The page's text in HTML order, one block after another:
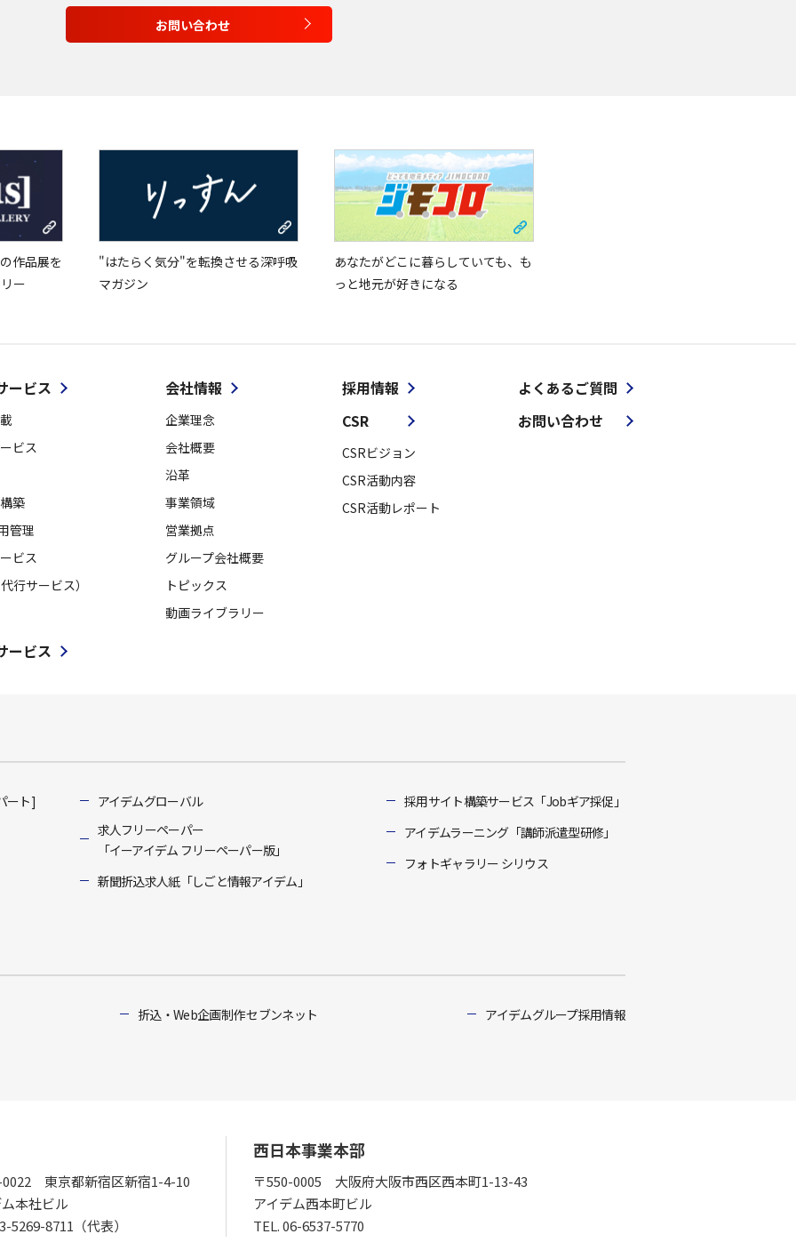
Tiếng Việt
お問い合わせ
作品展を
ー
"はたらく気分"を転換させる深呼吸
マガジン
あなたがどこに暮らしていても、も
っと地元が好きになる
ービス
ビス
築
管理
ビス
行サービス）
ービス
会社情報
企業理念
会社概要
沿革
事業領域
営業拠点
グループ会社概要
トピックス
動画ライブラリー
採用情報
CSR
CSRビジョン
CSR活動内容
CSR活動レポート
よくあるご質問
お問い合わせ
ート]
アイデムグローバル
求人フリーペーパー
「イーアイデム フリーペーパー版」
新聞折込求人紙「しごと情報アイデム」
採用サイト構築サービス「Jobギア採促」
アイデムラーニング「講師派遣型研修」
フォトギャラリー シリウス
折込・Web企画制作 セブンネット アイデムグループ採用情報
0022 東京都新宿区新宿1-4-10
本社ビル
5269-8711（代表）
西日本事業本部
〒550-0005 大阪府大阪市西区西本町1-13-43
アイデム西本町ビル
TEL.06-6537-5770